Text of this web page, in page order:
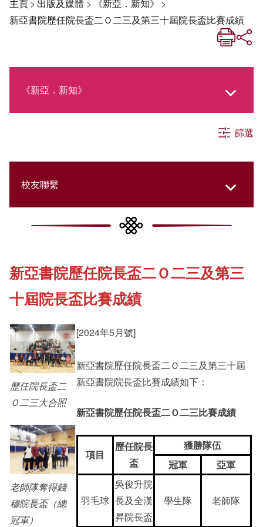
主頁> 出版及媒體 > 《新亞．新知》 >
新亞書院歷任院長盃二Ｏ二三及第三十屆院長盃比賽成績
《新亞．新知》
社交媒體專欄
《新亞簡訊》
《新亞書院概覽》
新亞影集
影片庫
篩選
校友聯繫
College Updates
Cultural Topics
Student Development
Staff Engagement
新亞書院歷任院長盃二Ｏ二三及第三
十屆院長盃比賽成績
歷任院長盃二
Ｏ二三大合照
老師隊奪得錢
穆院長盃（總
冠軍）
[2024年5月號]
新亞書院歷任院長盃二Ｏ二三及第三十屆
新亞書院院長盃比賽成績如下：
新亞書院歷任院長盃二Ｏ二三比賽成績
項目
歷任院長
盃
獲勝隊伍
冠軍
亞軍
羽毛球
吳俊升院
長及全漢
昇院長盃
學生隊 老師隊